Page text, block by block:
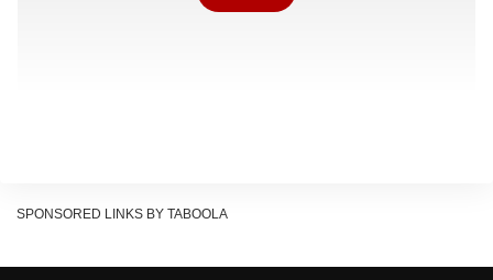
SPONSORED LINKS BY TABOOLA